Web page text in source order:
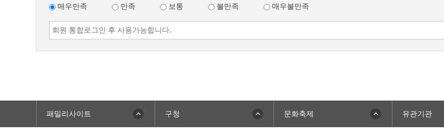
매우만족 만족 보통 불만족 매우불만족
패밀리사이트 구청 문화축제 유관기관